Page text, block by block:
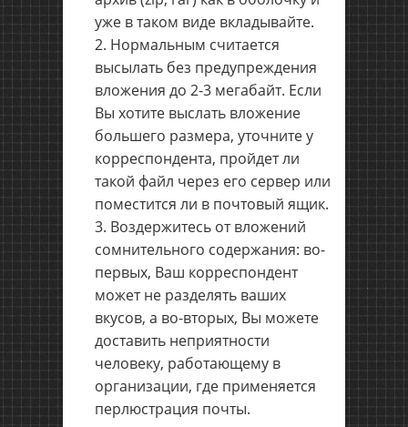
уже в таком виде вкладывайте.
Нормальным считается
высылать без предупреждения
вложения до 2-3 мегабайт. Если
Вы хотите выслать вложение
большего размера, уточните у
корреспондента, пройдет ли
такой файл через его сервер или
поместится ли в почтовый ящик.
Воздержитесь от вложений
сомнительного содержания: во-
первых, Ваш корреспондент
может не разделять ваших
вкусов, а во-вторых, Вы можете
доставить неприятности
человеку, работающему в
организации, где применяется
перлюстрация почты.